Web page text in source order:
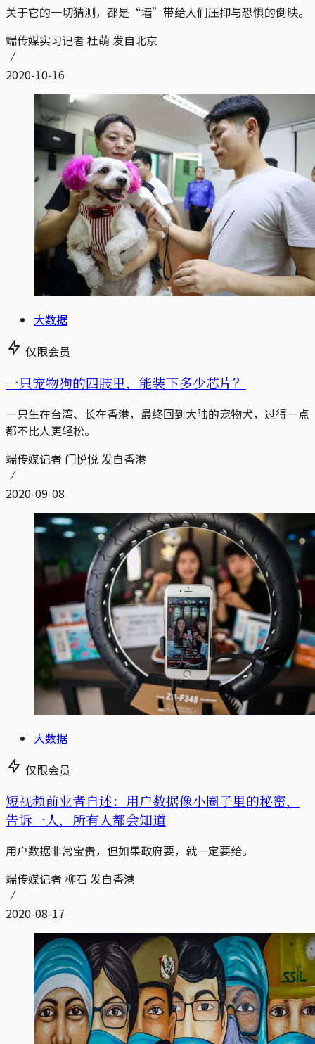
关于它的一切猜测，都是“墙”带给人们压抑与恐惧的倒映。
端传媒实习记者 杜萌 发自北京
2020-10-16
大数据
仅限会员
一只宠物狗的四肢里，能装下多少芯片？
一只生在台湾、长在香港，最终回到大陆的宠物犬，过得一点
都不比人更轻松。
端传媒记者 门悦悦 发自香港
2020-09-08
大数据
仅限会员
短视频前业者自述：用户数据像小圈子里的秘密，
告诉一人，所有人都会知道
用户数据非常宝贵，但如果政府要，就一定要给。
端传媒记者 柳石 发自香港
2020-08-17